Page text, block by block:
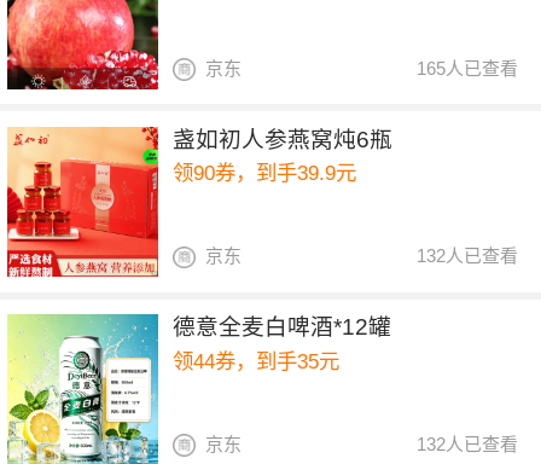
165人已查看
京东
盏如初人参燕窝炖6瓶
领90券，到手39.9元
132人已查看
京东
德意全麦白啤酒*12罐
领44券，到手35元
132人已查看
京东